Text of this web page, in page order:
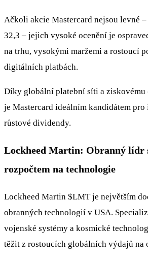
Ačkoli akcie Mastercard nejsou levné
32,3 – jejich vysoké ocenění je
na trhu, vysokými maržemi a rostoucí
digitálních platbách.
Díky globální platební síti a ziskovému
je Mastercard ideálním kandidátem
růstové dividendy.
Lockheed Martin: Obranný lídr
rozpočtem na technologie
Lockheed Martin $LMTje největším
obranných technologií v USA.
vojenské systémy a kosmické
těžit z rostoucích globálních výdajů na